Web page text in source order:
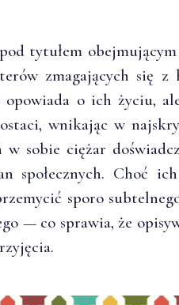
tytułem
zmagających się z
o ich życiu,
wnikając w
w sobie ciężar
społecznych. Choć
sporo
— co sprawia, że